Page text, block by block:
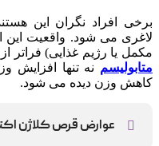
برخی افراد نگران این
لاغری می شود. واقعیت این
مکمل یا رژیم غذایی) فراتر
متابولیسم نه تنها افزایش
کاهش وزن دیده می شود.
عوارض قرص کلاژن